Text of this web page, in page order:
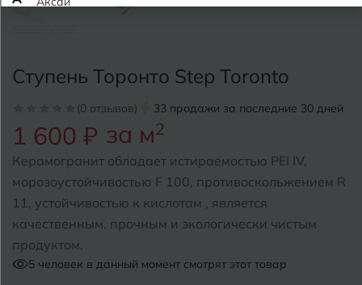
Ступень Торонто Step Toronto
(0 отзывов) 33 продажи за последние 30 дней
1 600 ₽ за м2
Керамогранит обладает истираемостью PEI IV,
морозоустойчивостью F 100, противоскольжением R
11, устойчивостью к кислотам , является
качественным, прочным и экологически чистым
продуктом.
5 человек в данный момент смотрят этот товар
Альметьевск
Армавир
Б Барнаул
Белгород
Белореченск
Подольск
Псков
Ростов-на-Дону
Рыбинск